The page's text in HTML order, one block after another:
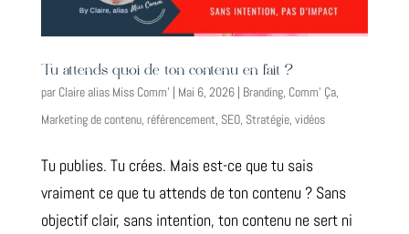
Tu attends quoi de ton contenu en fait ?
par Claire alias Miss Comm' | Mai 6, 2026| Branding, Comm' Ça,
Marketing de contenu, référencement, SEO, Stratégie, vidéos
Tu publies. Tu crées. Mais est-ce que tu sais
vraiment ce que tu attends de ton contenu ? Sans
objectif clair, sans intention, ton contenu ne sert ni